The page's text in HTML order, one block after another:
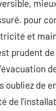
pour
et
prudent
oubliez de